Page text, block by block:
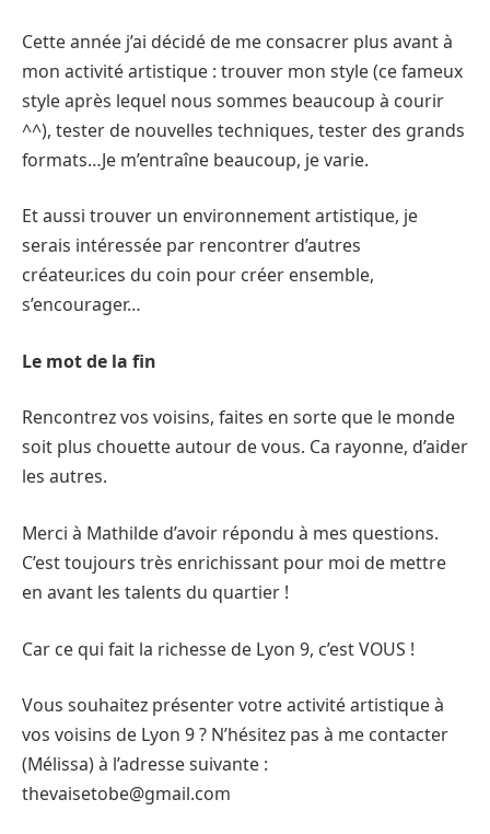
Cette année j’ai décidé de me consacrer plus avant à
mon activité artistique : trouver mon style (ce fameux
style après lequel nous sommes beaucoup à courir
^^), tester de nouvelles techniques, tester des grands
formats…Je m’entraîne beaucoup, je varie.
Et aussi trouver un environnement artistique, je
serais intéressée par rencontrer d’autres
créateur.ices du coin pour créer ensemble,
s’encourager…
Le mot de la fin
Rencontrez vos voisins, faites en sorte que le monde
soit plus chouette autour de vous. Ca rayonne, d’aider
les autres.
Merci à Mathilde d’avoir répondu à mes questions.
C’est toujours très enrichissant pour moi de mettre
en avant les talents du quartier !
Car ce qui fait la richesse de Lyon 9, c’est VOUS !
Vous souhaitez présenter votre activité artistique à
vos voisins de Lyon 9 ? N’hésitez pas à me contacter
(Mélissa) à l’adresse suivante :
thevaisetobe@gmail.com